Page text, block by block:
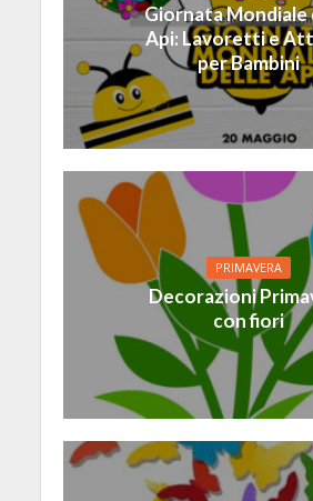
Giornata Mondiale
Api: Lavoretti e
per Bambini
PRIMAVERA
Decorazioni
con fiori